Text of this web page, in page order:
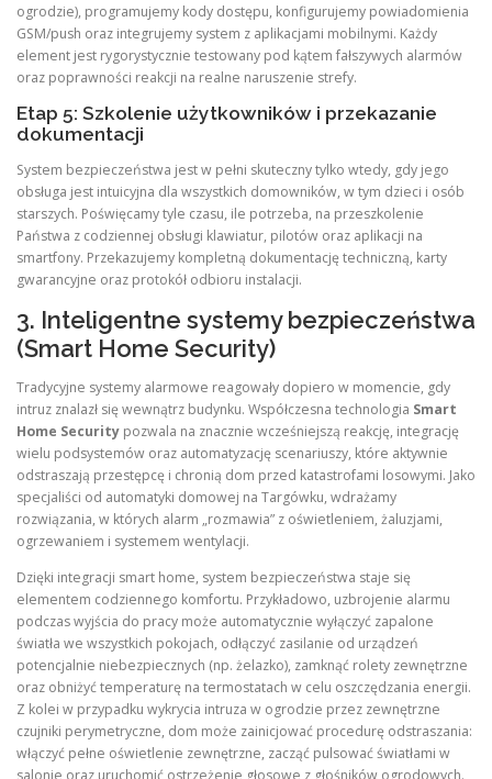
ogrodzie), programujemy kody dostępu, konfigurujemy powiadomienia
GSM/push oraz integrujemy system z aplikacjami mobilnymi. Każdy
element jest rygorystycznie testowany pod kątem fałszywych alarmów
oraz poprawności reakcji na realne naruszenie strefy.
Etap 5: Szkolenie użytkowników i przekazanie
dokumentacji
System bezpieczeństwa jest w pełni skuteczny tylko wtedy, gdy jego
obsługa jest intuicyjna dla wszystkich domowników, w tym dzieci i osób
starszych. Poświęcamy tyle czasu, ile potrzeba, na przeszkolenie
Państwa z codziennej obsługi klawiatur, pilotów oraz aplikacji na
smartfony. Przekazujemy kompletną dokumentację techniczną, karty
gwarancyjne oraz protokół odbioru instalacji.
3. Inteligentne systemy bezpieczeństwa
(Smart Home Security)
Tradycyjne systemy alarmowe reagowały dopiero w momencie, gdy
intruz znalazł się wewnątrz budynku. Współczesna technologia Smart
Home Security pozwala na znacznie wcześniejszą reakcję, integrację
wielu podsystemów oraz automatyzację scenariuszy, które aktywnie
odstraszają przestępcę i chronią dom przed katastrofami losowymi. Jako
specjaliści od automatyki domowej na Targówku, wdrażamy
rozwiązania, w których alarm „rozmawia” z oświetleniem, żaluzjami,
ogrzewaniem i systemem wentylacji.
Dzięki integracji smart home, system bezpieczeństwa staje się
elementem codziennego komfortu. Przykładowo, uzbrojenie alarmu
podczas wyjścia do pracy może automatycznie wyłączyć zapalone
światła we wszystkich pokojach, odłączyć zasilanie od urządzeń
potencjalnie niebezpiecznych (np. żelazko), zamknąć rolety zewnętrzne
oraz obniżyć temperaturę na termostatach w celu oszczędzania energii.
Z kolei w przypadku wykrycia intruza w ogrodzie przez zewnętrzne
czujniki perymetryczne, dom może zainicjować procedurę odstraszania:
włączyć pełne oświetlenie zewnętrzne, zacząć pulsować światłami w